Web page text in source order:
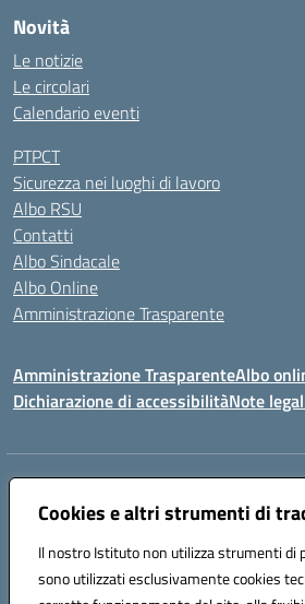
Cookies e altri strumenti di
Il nostro Istituto non utilizza strumenti di
sono utilizzati esclusivamente cookies
Novità
Le notizie
Le circolari
Calendario eventi
PTPCT
Sicurezza nei luoghi di lavoro
Albo RSU
Contatti
Albo Sindacale
Albo Online
Amministrazione Trasparente
Amministrazione TrasparenteAlbo
Dichiarazione di accessibilitàNote
Centralino:
Posta elettronica certificata (PEC):
Codice fiscale: 93066580817
Codice meccanografico:TPIS02200A